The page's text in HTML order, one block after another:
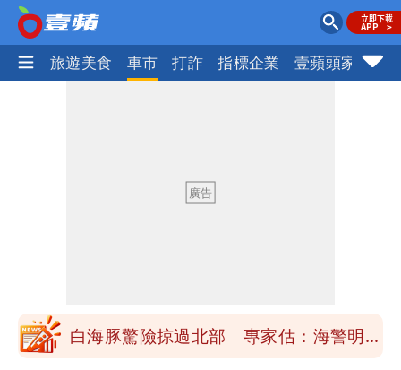
產王 旅遊美食 車市 打詐 指標企業 壹蘋頭家 健
「終於能交代」 捐500萬獎學金延續愛
白海豚颱風逼近！鄭明典示警「恐遇黑潮
砸重金再買一整桌卡盒
白海豚驚險掠過北部 專家估：海警明發